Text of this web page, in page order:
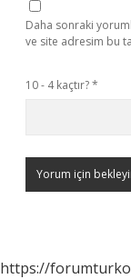
Daha sonraki
ve site adresim bu
10 - 4 kaçtır?*
https://